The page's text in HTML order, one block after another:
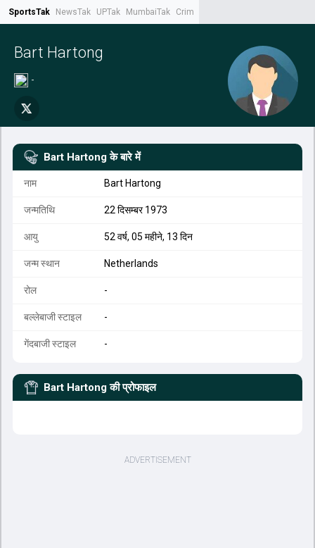
SportsTak NewsTak UPTak MumbaiTak CrimeTak
Bart Hartong
-
Bart Hartong के बारे में
नाम Bart Hartong
जन्मतिथि 22 दिसम्बर 1973
आयु 52 वर्ष, 05 महीने, 13 दिन
जन्म स्थान Netherlands
रोल -
बल्लेबाजी स्टाइल -
गेंदबाजी स्टाइल -
Bart Hartong की प्रोफाइल